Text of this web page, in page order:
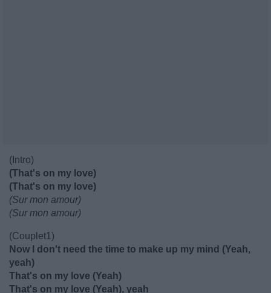
(Intro)
(That's on my love)
(That's on my love)
(Sur mon amour)
(Sur mon amour)
(Couplet1)
Now I don't need the time to make up my mind (Yeah,
yeah)
That's on my love (Yeah)
That's on my love (Yeah), yeah